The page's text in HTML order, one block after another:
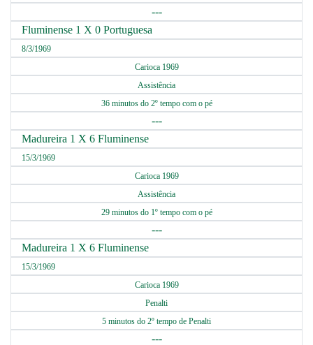
---
Fluminense 1 X 0 Portuguesa
8/3/1969
Carioca 1969
Assistência
36 minutos do 2º tempo com o pé
---
Madureira 1 X 6 Fluminense
15/3/1969
Carioca 1969
Assistência
29 minutos do 1º tempo com o pé
---
Madureira 1 X 6 Fluminense
15/3/1969
Carioca 1969
Penalti
5 minutos do 2º tempo de Penalti
---